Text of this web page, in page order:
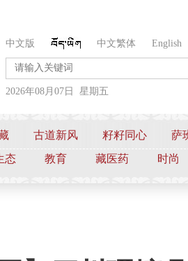
中文版 中文繁体 English
2026年08月07日 星期五
古道新风 籽籽同心 萨
态 教育 藏医药 时尚